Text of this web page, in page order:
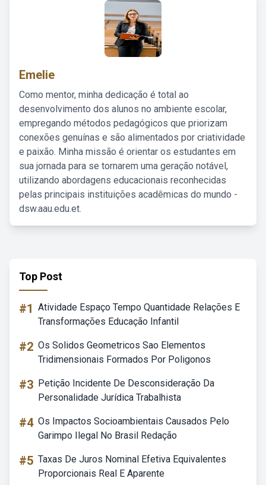
Emelie
Como mentor, minha dedicação é total ao
desenvolvimento dos alunos no ambiente escolar,
empregando métodos pedagógicos que priorizam
conexões genuínas e são alimentados por criatividade
e paixão. Minha missão é orientar os estudantes em
sua jornada para se tornarem uma geração notável,
utilizando abordagens educacionais reconhecidas
pelas principais instituições acadêmicas do mundo -
dsw.aau.edu.et.
Top Post
#1 Atividade Espaço Tempo Quantidade Relações E
Transformações Educação Infantil
#2 Os Solidos Geometricos Sao Elementos
Tridimensionais Formados Por Poligonos
#3 Petição Incidente De Desconsideração Da
Personalidade Jurídica Trabalhista
#4 Os Impactos Socioambientais Causados Pelo
Garimpo Ilegal No Brasil Redação
#5 Taxas De Juros Nominal Efetiva Equivalentes
Proporcionais Real E Aparente